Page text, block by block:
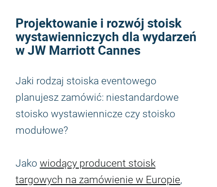
Projektowanie i rozwój stoisk
wystawienniczych dla wydarzeń
w JW Marriott Cannes
Jaki rodzaj stoiska eventowego
planujesz zamówić: niestandardowe
stoisko wystawiennicze czy stoisko
modułowe?
Jako wiodący producent stoisk
targowych na zamówienie w Europie,